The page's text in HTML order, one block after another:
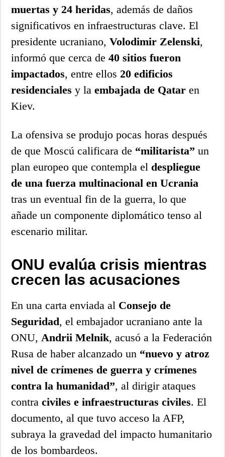
muertas y 24 heridas, además de daños
significativos en infraestructuras clave. El
presidente ucraniano,Volodimir Zelenski,
informó que cerca de40 sitios fueron
impactados, entre ellos 20 edificios
residenciales y laembajada de Qatar en
Kiev.
La ofensiva se produjo pocas horas después
de que Moscú calificara de “militarista” un
plan europeo que contempla el despliegue
de una fuerza multinacional en Ucrania
tras un eventual fin de la guerra, lo que
añade un componente diplomático tenso al
escenario militar.
ONU evalúa crisis mientras
crecen las acusaciones
En una carta enviada al Consejo de
Seguridad, el embajador ucraniano ante la
ONU, Andrii Melnik, acusó a la Federación
Rusa de haber alcanzado un “nuevo y atroz
nivel de crímenes de guerra y crímenes
contra la humanidad”, al dirigir ataques
contraciviles e infraestructuras civiles. El
documento, al que tuvo acceso la AFP,
subraya la gravedad del impacto humanitario
de los bombardeos.